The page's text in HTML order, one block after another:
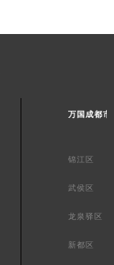
万国成都市
锦江区
武侯区
龙泉驿区
新都区